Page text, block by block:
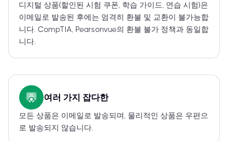
디지털 상품(할인된 시험 쿠폰, 학습 가이드, 연습 시험)은
이메일로 발송된 후에는 엄격히 환불 및 교환이 불가능합
니다. CompTIA, Pearsonvue의 환불 불가 정책과 동일합
니다.
여러 가지 잡다한
모든 상품은 이메일로 발송되며, 물리적인 상품은 우편으
로 발송되지 않습니다.